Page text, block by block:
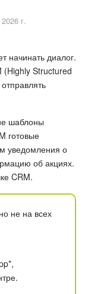
г.
начинать диалог.
Structured
шаблоны
готовые
уведомления о
об акциях.
CRM.
не на всех